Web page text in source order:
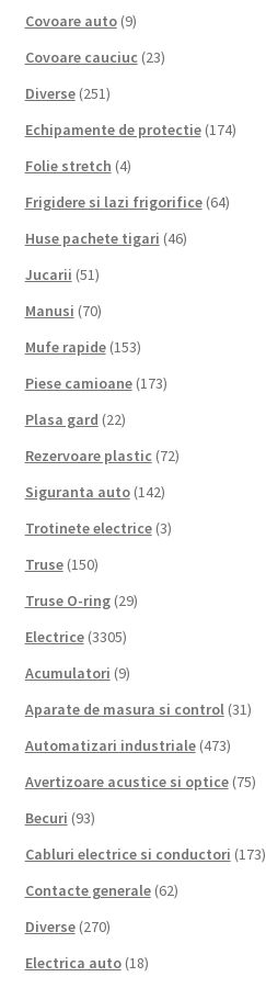
Covoare auto (9)
Covoare cauciuc (23)
Diverse (251)
Echipamente de protectie (174)
Folie stretch (4)
Frigidere si lazi frigorifice (64)
Huse pachete tigari (46)
Jucarii (51)
Manusi (70)
Mufe rapide (153)
Piese camioane (173)
Plasa gard (22)
Rezervoare plastic (72)
Siguranta auto (142)
Trotinete electrice (3)
Truse (150)
Truse O-ring (29)
Electrice (3305)
Acumulatori (9)
Aparate de masura si control (31)
Automatizari industriale (473)
Avertizoare acustice si optice (75)
Becuri (93)
Cabluri electrice si conductori (173)
Contacte generale (62)
Diverse (270)
Electrica auto (18)